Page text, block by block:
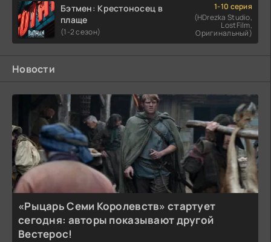
Бэтмен: Крестоносец в
плаще
(1-2 сезон)
1-10 серия
(HDrezka Studio,
LostFilm,
Оригинальный)
Новости
«Рыцарь Семи Королевств» стартует
сегодня: авторы показывают другой
Вестерос!